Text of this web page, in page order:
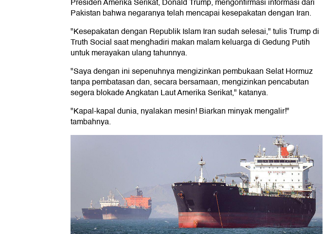
Presiden Amerika Serikat, Donald Trump, mengonfirmasi informasi dari
Pakistan bahwa negaranya telah mencapai kesepakatan dengan Iran.
"Kesepakatan dengan Republik Islam Iran sudah selesai," tulis Trump di
Truth Social saat menghadiri makan malam keluarga di Gedung Putih
untuk merayakan ulang tahunnya.
"Saya dengan ini sepenuhnya mengizinkan pembukaan Selat Hormuz
tanpa pembatasan dan, secara bersamaan, mengizinkan pencabutan
segera blokade Angkatan Laut Amerika Serikat," katanya.
"Kapal-kapal dunia, nyalakan mesin! Biarkan minyak mengalir!"
tambahnya.